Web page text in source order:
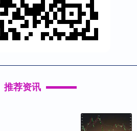
推荐资讯